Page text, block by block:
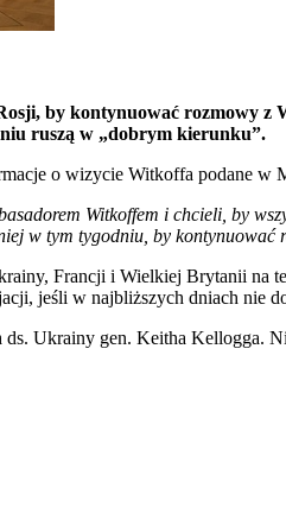
by kontynuować rozmowy
ruszą w „dobrym kierunku”.
o wizycie Witkoffa podane w
Witkoffem i chcieli, by
w tym tygodniu, by kontynuować
Francji i Wielkiej Brytanii na
jeśli w najbliższych dniach
Ukrainy gen. Keitha Kellogga.